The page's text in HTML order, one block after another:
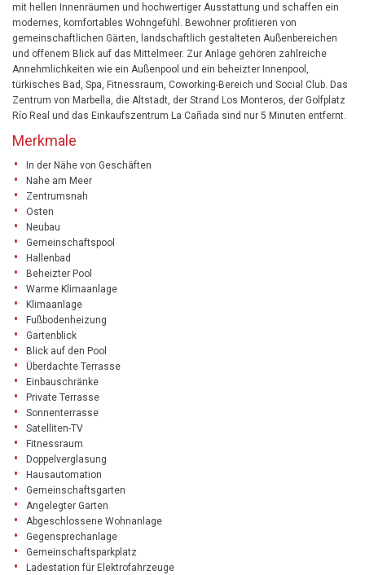
mit hellen Innenräumen und hochwertiger Ausstattung und schaffen ein
modernes, komfortables Wohngefühl. Bewohner profitieren von
gemeinschaftlichen Gärten, landschaftlich gestalteten Außenbereichen
und offenem Blick auf das Mittelmeer. Zur Anlage gehören zahlreiche
Annehmlichkeiten wie ein Außenpool und ein beheizter Innenpool,
türkisches Bad, Spa, Fitnessraum, Coworking-Bereich und Social Club. Das
Zentrum von Marbella, die Altstadt, der Strand Los Monteros, der Golfplatz
Río Real und das Einkaufszentrum La Cañada sind nur 5 Minuten entfernt.
Merkmale
In der Nähe von Geschäften
Nahe am Meer
Zentrumsnah
Osten
Neubau
Gemeinschaftspool
Hallenbad
Beheizter Pool
Warme Klimaanlage
Klimaanlage
Fußbodenheizung
Gartenblick
Blick auf den Pool
Überdachte Terrasse
Einbauschränke
Private Terrasse
Sonnenterrasse
Satelliten-TV
Fitnessraum
Doppelverglasung
Hausautomation
Gemeinschaftsgarten
Angelegter Garten
Abgeschlossene Wohnanlage
Gegensprechanlage
Gemeinschaftsparkplatz
Ladestation für Elektrofahrzeuge